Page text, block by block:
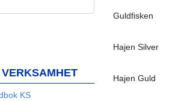
Guldfisken
Hajen Silver
Hajen Guld